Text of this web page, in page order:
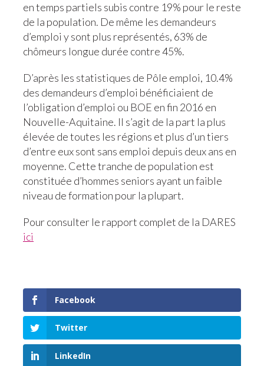
en temps partiels subis contre 19% pour le reste
de la population. De même les demandeurs
d’emploi y sont plus représentés, 63% de
chômeurs longue durée contre 45%.
D’après les statistiques de Pôle emploi, 10.4%
des demandeurs d’emploi bénéficiaient de
l’obligation d’emploi ou BOE en fin 2016 en
Nouvelle-Aquitaine. Il s’agit de la part la plus
élevée de toutes les régions et plus d’un tiers
d’entre eux sont sans emploi depuis deux ans en
moyenne. Cette tranche de population est
constituée d’hommes seniors ayant un faible
niveau de formation pour la plupart.
Pour consulter le rapport complet de la DARES
ici
Facebook
Twitter
LinkedIn